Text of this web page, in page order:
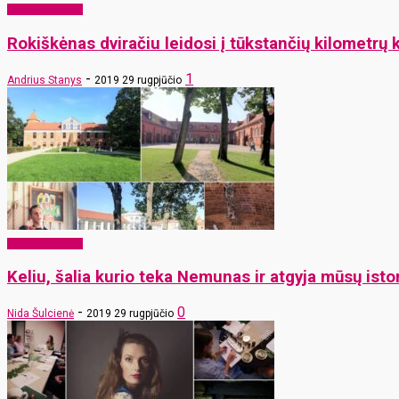
Rokiškėnas dviračiu leidosi į tūkstančių kilometrų
Andrius Stanys - 2019 29 rugpjūčio 1
Keliu, šalia kurio teka Nemunas ir atgyja mūsų
Nida Šulcienė - 2019 29 rugpjūčio 0